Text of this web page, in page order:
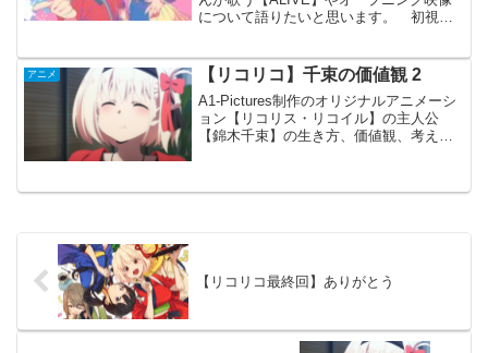
について語りたいと思います。 初視聴
でも言われていましたが、Aメロが「利己
的」Bメロ...
アニメ 【リコリコ】千束の価値観 2
A1-Pictures制作のオリジナルアニメーシ
ョン【リコリス・リコイル】の主人公
【錦木千束】の生き方、価値観、考え方
た。 今回はその続きです。毎日毎日、
【リコリコ最終回】ありがとう